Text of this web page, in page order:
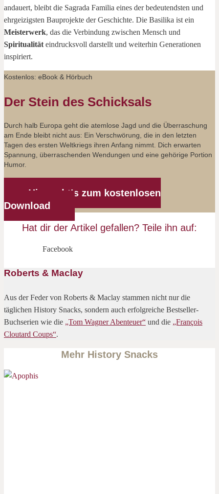
andauert, bleibt die Sagrada Familia eines der bedeutendsten und
ehrgeizigsten Bauprojekte der Geschichte. Die Basilika ist ein
Meisterwerk, das die Verbindung zwischen Mensch und
Spiritualität eindrucksvoll darstellt und weiterhin Generationen
inspiriert.
Kostenlos: eBook & Hörbuch
Der Stein des Schicksals
Durch halb Europa geht die atemlose Jagd und die Überraschung
am Ende bleibt nicht aus: Ein Verschwörung, die in den letzten
Tagen des ersten Weltkriegs ihren Anfang nimmt. Dich erwarten
Spannung, überraschenden Wendungen und eine gehörige Portion
Humor.
Hier geht's zum kostenlosen
Download
Hat dir der Artikel gefallen? Teile ihn auf:
Facebook
Roberts & Maclay
Aus der Feder von Roberts & Maclay stammen nicht nur die
täglichen History Snacks, sondern auch erfolgreiche Bestseller-
Buchserien wie die „Tom Wagner Abenteuer“ und die „François
Cloutard Coups“.
Mehr History Snacks